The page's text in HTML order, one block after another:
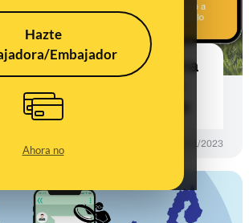
Hazte
Embajador
Ahora no
denominado "Argentina
teléfono en 10 segundos
03/01/2023